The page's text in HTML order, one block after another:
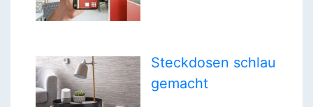
Steckdosen schlau
gemacht